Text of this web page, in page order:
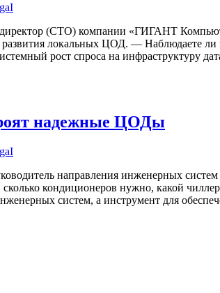
(CTO) компании «ГИГАНТ
локальных ЦОД. — Наблюдаете ли
рост спроса на инфраструктуру
надежные ЦОДы
направления инженерных
кондиционеров нужно, какой
систем, а инструмент для